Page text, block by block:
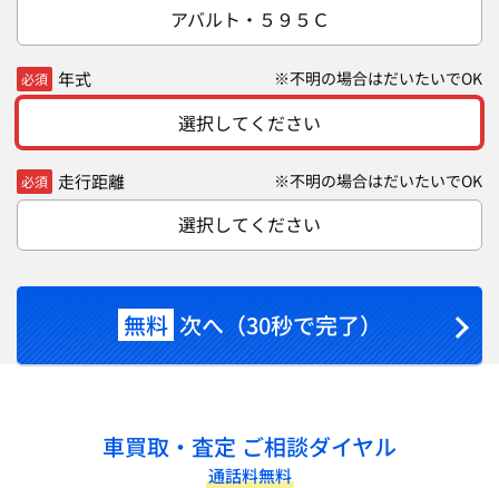
アバルト・５９５Ｃ
必須 年式 ※不明の場合はだいたいでOK
選択してください
必須 走行距離 ※不明の場合はだいたいでOK
選択してください
無料 次へ（30秒で完了）
車買取・査定 ご相談ダイヤル
通話料無料